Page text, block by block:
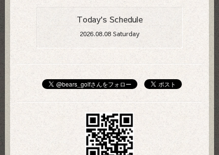
Today's Schedule
2026.08.08 Saturday